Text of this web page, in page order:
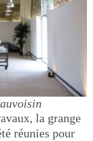
la grange
réunies pour